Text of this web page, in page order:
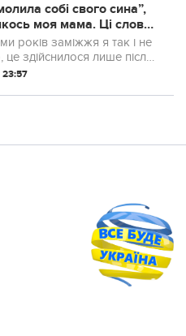
собі свого сина”,
моя мама. Ці слова
Так, вимолила,
Не люблю оглядатися,
свої юнацькі мрії,
років заміжжя я так і не
здійснилося лише після
вирішили побратися
ми досі не одружилися...
23:57